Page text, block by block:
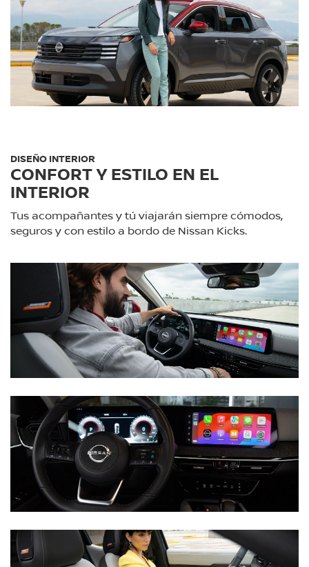
DISEÑO INTERIOR
CONFORT Y ESTILO EN EL
INTERIOR
Tus acompañantes y tú viajarán siempre cómodos,
seguros y con estilo a bordo de Nissan Kicks.